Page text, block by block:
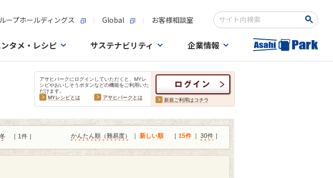
ープホールディングス Global お客様相談室
検索キーワード入力
タメ・レシピ サステナビリティ 企業情報
アサヒパークにログインしていただくと、MYレ
シピやおいしそうボタンなどの機能をご利用いた
だけます。
MYレシピとは
アサヒパークとは 新規ご利用はコチラ
［ 1件 ］ かんたん順（難易度） 新しい順 ［ 15件｜ 30件 ］